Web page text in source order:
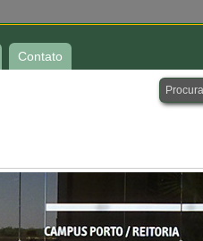
Contato